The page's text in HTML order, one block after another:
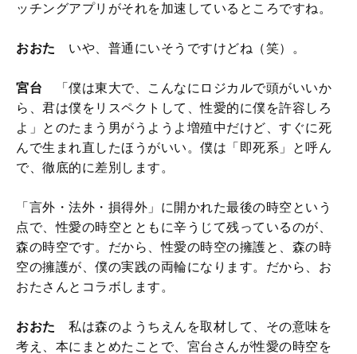
ッチングアプリがそれを加速しているところですね。
おおた いや、普通にいそうですけどね（笑）。
宮台 「僕は東大で、こんなにロジカルで頭がいいか
ら、君は僕をリスペクトして、性愛的に僕を許容しろ
よ」とのたまう男がうようよ増殖中だけど、すぐに死
んで生まれ直したほうがいい。僕は「即死系」と呼ん
で、徹底的に差別します。
「言外・法外・損得外」に開かれた最後の時空という
点で、性愛の時空とともに辛うじて残っているのが、
森の時空です。だから、性愛の時空の擁護と、森の時
空の擁護が、僕の実践の両輪になります。だから、お
おたさんとコラボします。
おおた 私は森のようちえんを取材して、その意味を
考え、本にまとめたことで、宮台さんが性愛の時空を